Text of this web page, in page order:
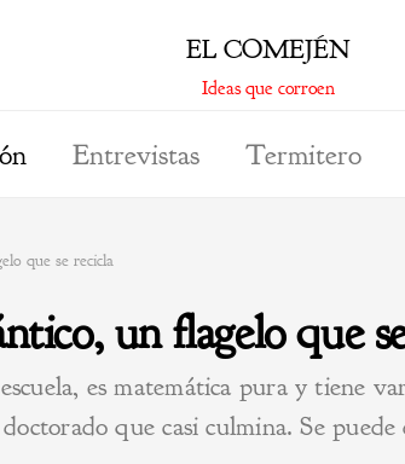
EL COMEJÉN
Ideas que corroen
Entrevistas Termitero
que se recicla
un flagelo que
es matemática pura y tiene
que casi culmina. Se